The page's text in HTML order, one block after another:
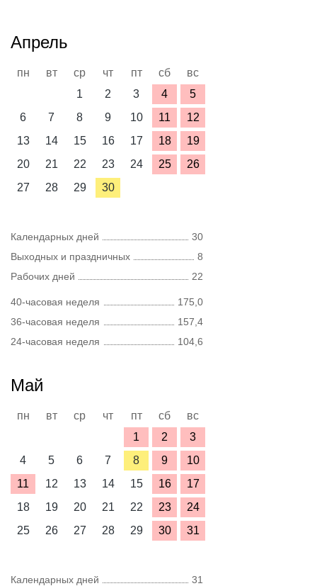
Апрель
пн вт ср чт пт сб
вс
1
2 3 4
5
6
7 8 9 10 11
12
13
14 15 16 17 18
19
20
21 22 23 24 25
26
27
28 29 30
Календарных дней
30
Выходных и праздничных
8
Рабочих дней
22
40-часовая неделя
175,0
36-часовая неделя
157,4
24-часовая неделя
104,6
Май
пн вт ср чт пт сб
вс
1
2
3
4
5 6 7 8 9
10
11
12 13 14 15 16
17
18
19 20 21 22 23
24
25
26 27 28 29 30 31
Календарных дней
31